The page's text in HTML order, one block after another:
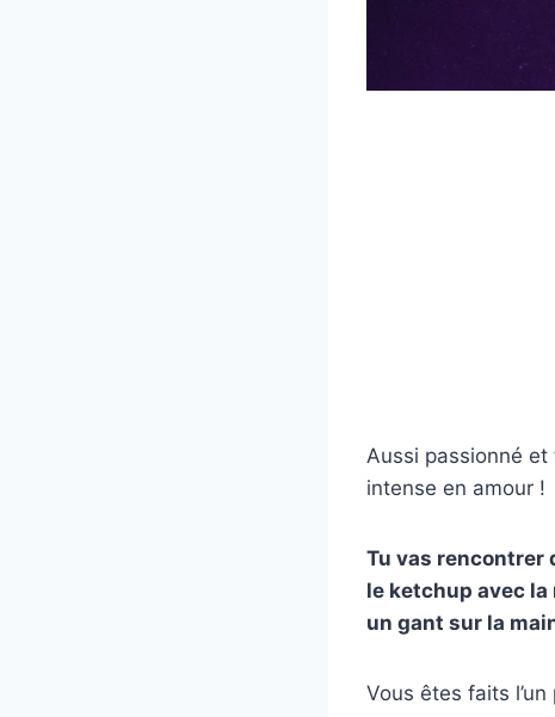
Aussi passionné
intense en amour !
Tu vas rencontrer
le ketchup avec la
un gant sur la
Vous êtes faits